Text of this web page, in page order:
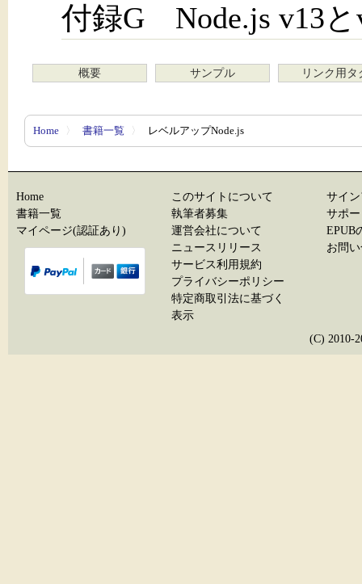
付録G Node.js v13
概要 サンプル リンク用タ
Home 〉 書籍一覧 〉 レベルアップNode.js
Home
書籍一覧
マイページ(認証あり)
このサイトについて
執筆者募集
運営会社について
ニュースリリース
サービス利用規約
プライバシーポリシー
特定商取引法に基づく
表示
サイ
サポ
EPUB
お問
(C) 2010-